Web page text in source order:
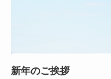
新年のご挨拶